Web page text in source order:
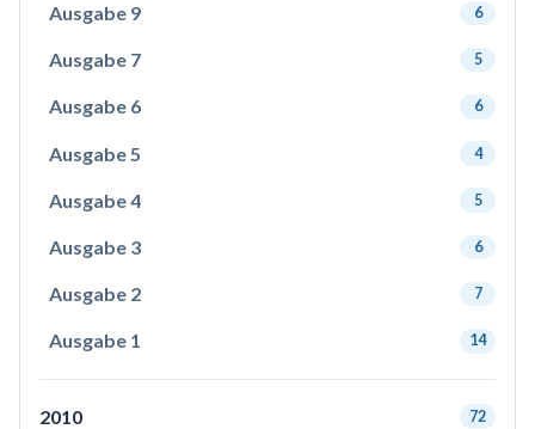
Ausgabe 9 6
Ausgabe 7 5
Ausgabe 6 6
Ausgabe 5 4
Ausgabe 4 5
Ausgabe 3 6
Ausgabe 2 7
Ausgabe 1 14
2010 72